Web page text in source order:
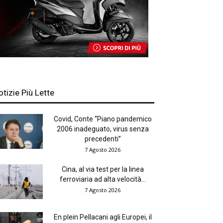
Più Lette
Covid, Conte “Piano pandemico
2006 inadeguato, virus senza
precedenti”
7 Agosto 2026
Cina, al via test per la linea
ferroviaria ad alta velocità...
7 Agosto 2026
En plein Pellacani agli Europei, il